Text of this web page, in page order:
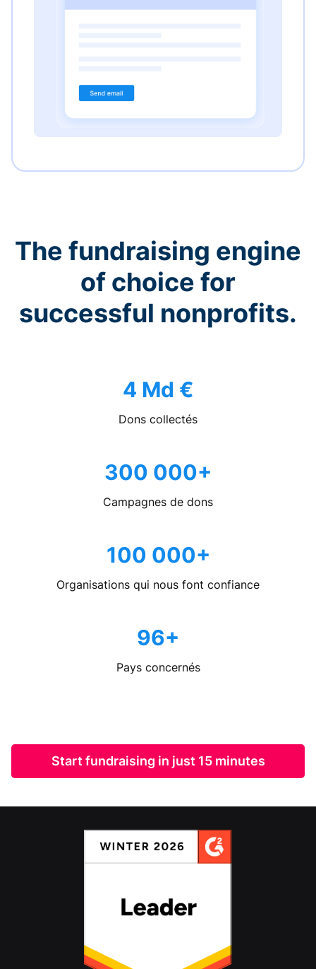
The fundraising engine
of choice for
successful nonprofits.
4 Md €
Dons collectés
300 000+
Campagnes de dons
100 000+
Organisations qui nous font confiance
96+
Pays concernés
Start fundraising in just 15 minutes